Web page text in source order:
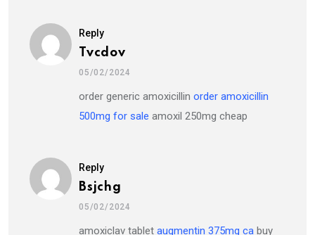
Reply
Tvcdov
05/02/2024
order generic amoxicillin order amoxicillin
500mg for sale amoxil 250mg cheap
Reply
Bsjchg
05/02/2024
amoxiclav tablet augmentin 375mg ca buy